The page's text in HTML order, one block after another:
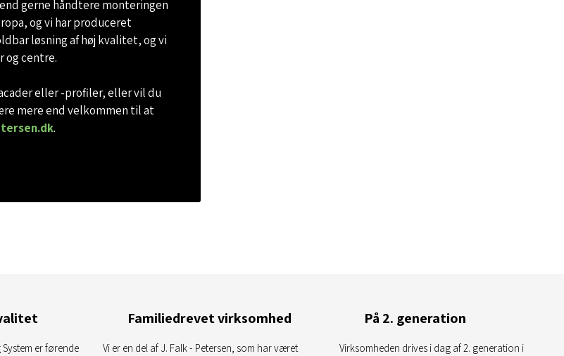
gerne håndtere monteringen
og vi har produceret
løsning af høj kvalitet, og vi
og centre.
eller -profiler, eller vil du
mere end velkommen til at
​. ​ ​
er førende
Familiedrevet virksomhed
Vi er en del af J. Falk - Petersen, som har været
På 2. generation
Virksomheden drives i dag af 2. generation i